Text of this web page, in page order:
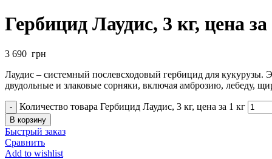
Гербицид Лаудис, 3 кг, цена за
3 690 грн
Лаудис – системный послевсходовый гербицид для кукурузы.
двудольные и злаковые сорняки, включая амброзию, лебеду,
Количество товара Гербицид Лаудис, 3 кг, цена за 1 кг
В корзину
Быстрый заказ
Сравнить
Add to wishlist